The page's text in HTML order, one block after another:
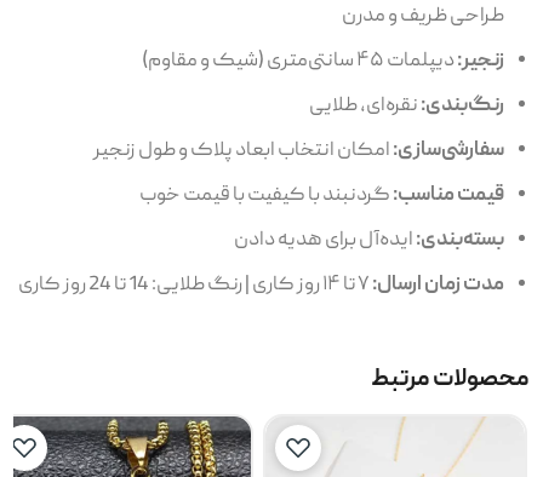
طراحی ظریف و مدرن
زنجیر:دیپلمات ۴۵ سانتی‌متری (شیک و مقاوم)
رنگ‌بندی:نقره‌ای، طلایی
سفارشی‌سازی:امکان انتخاب ابعاد پلاک و طول زنجیر
قیمت مناسب:گردنبند با کیفیت با قیمت خوب
بسته‌بندی:ایده‌آل برای هدیه دادن
مدت زمان ارسال:
محصولات مرتبط